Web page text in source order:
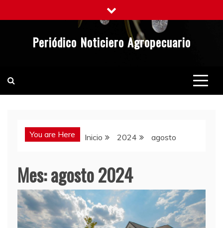
al
Periódico Noticiero Agropecuario
You are Here Inicio 2024 agosto
Mes:agosto 2024